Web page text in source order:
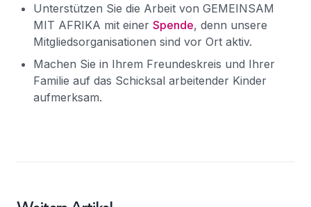
Unterstützen Sie die Arbeit von GEMEINSAM
MIT AFRIKA mit einer Spende, denn unsere
Mitgliedsorganisationen sind vor Ort aktiv.
Machen Sie in Ihrem Freundeskreis und Ihrer
Familie auf das Schicksal arbeitender Kinder
aufmerksam.